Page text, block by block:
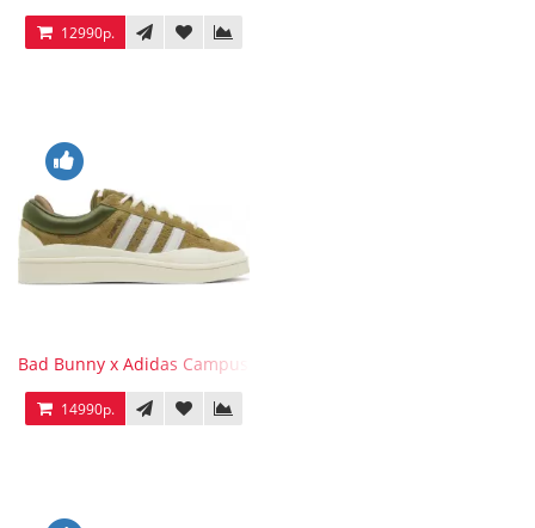
12990р.
Bad Bunny x Adidas Campus Wild Moss
14990р.